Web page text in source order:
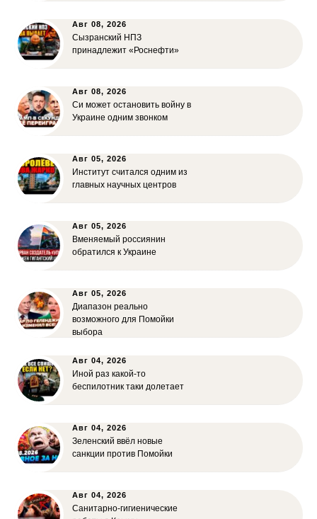
Авг 08, 2026
Сызранский НПЗ
принадлежит «Роснефти»
Авг 08, 2026
Си может остановить войну в
Украине одним звонком
Авг 05, 2026
Институт считался одним из
главных научных центров
Авг 05, 2026
Вменяемый россиянин
обратился к Украине
Авг 05, 2026
Диапазон реально
возможного для Помойки
выбора
Авг 04, 2026
Иной раз какой-то
беспилотник таки долетает
Авг 04, 2026
Зеленский ввёл новые
санкции против Помойки
Авг 04, 2026
Санитарно-гигиенические